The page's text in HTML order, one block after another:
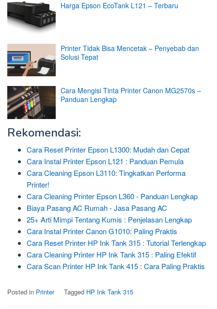
Harga Epson EcoTank L121 – Terbaru
Printer Tidak Bisa Mencetak – Penyebab dan
Solusi Tepat
Cara Mengisi Tinta Printer Canon MG2570s –
Panduan Lengkap
Rekomendasi:
Cara Reset Printer Epson L1300: Mudah dan Cepat
Cara Instal Printer Epson L121 : Panduan Pemula
Cara Cleaning Epson L3110: Tingkatkan Performa
Printer!
Cara Cleaning Printer Epson L360 - Panduan Lengkap
Biaya Pasang AC Rumah - Jasa Pasang AC
25+ Arti Mimpi Tentang Kumis : Penjelasan Lengkap
Cara Instal Printer Canon G1010: Paling Praktis
Cara Reset Printer HP Ink Tank 315 : Tutorial Terlengkap
Cara Cleaning Printer HP Ink Tank 315 : Paling Efektif
Cara Scan Printer HP Ink Tank 415 : Cara Paling Praktis
Posted in Printer Tagged HP Ink Tank 315